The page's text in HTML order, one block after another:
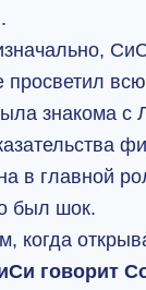
просветил
знакома с
в главной
был шок.
когда
говорит